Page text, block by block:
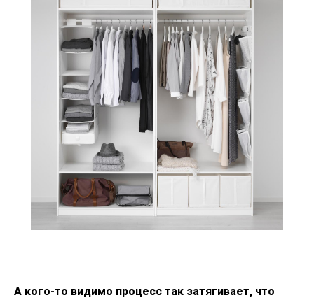
А кого-то видимо процесс так затягивает, что